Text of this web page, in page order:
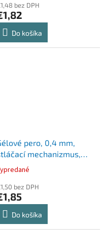
bez DPH
Do košíka
pero, 0,4 mm,
mechanizmus,
UNI 'UMN-207E Signo',
zelená
bez DPH
Do košíka